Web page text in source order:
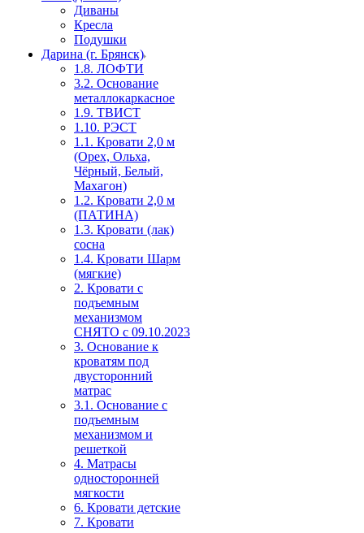
Диваны
Кресла
Подушки
Дарина (г. Брянск)
1.8. ЛОФТИ
3.2. Основание
металлокаркасное
1.9. ТВИСТ
1.10. РЭСТ
1.1. Кровати 2,0 м
(Орех, Ольха,
Чёрный, Белый,
Махагон)
1.2. Кровати 2,0 м
(ПАТИНА)
1.3. Кровати (лак)
сосна
1.4. Кровати Шарм
(мягкие)
2. Кровати с
подъемным
механизмом
СНЯТО с 09.10.2023
3. Основание к
кроватям под
двусторонний
матрас
3.1. Основание с
подъемным
механизмом и
решеткой
4. Матрасы
односторонней
мягкости
6. Кровати детские
7. Кровати